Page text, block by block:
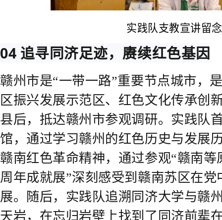
实践队支教宣讲留念
04 追寻同济足迹，赓续红色基因
赣州市是“一带一路”重要节点城市，
区振兴发展示范区、红色文化传承创
县后，抵达赣州市参观调研。实践队
馆，通过学习赣州的红色历史与发展
赣南红色革命精神，通过参观“赣南
周年成就展”深刻感受到赣南苏区在
展。随后，实践队追溯同济大学与赣
天岩，在忘归岩壁上找到了同济前辈